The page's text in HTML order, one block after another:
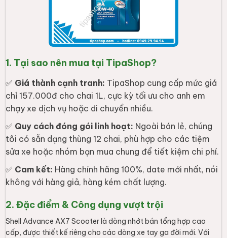
1. Tại sao nên mua tại TipaShop?
✅ Giá thành cạnh tranh: TipaShop cung cấp mức giá
chỉ 157.000đ cho chai 1L, cực kỳ tối ưu cho anh em
chạy xe dịch vụ hoặc di chuyển nhiều.
✅ Quy cách đóng gói linh hoạt: Ngoài bán lẻ, chúng
tôi có sẵn dạng thùng 12 chai, phù hợp cho các tiệm
sửa xe hoặc nhóm bạn mua chung để tiết kiệm chi phí.
✅ Cam kết: Hàng chính hãng 100%, date mới nhất, nói
không với hàng giả, hàng kém chất lượng.
2. Đặc điểm & Công dụng vượt trội
Shell Advance AX7 Scooter là dòng nhớt bán tổng hợp cao
cấp, được thiết kế riêng cho các dòng xe tay ga đời mới. Với